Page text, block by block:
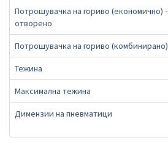
Потрошувачка на гориво (економично) -
отворено
Потрошувачка на гориво (комбинирано)
Тежина
Максимална тежина
Димензии на пневматици